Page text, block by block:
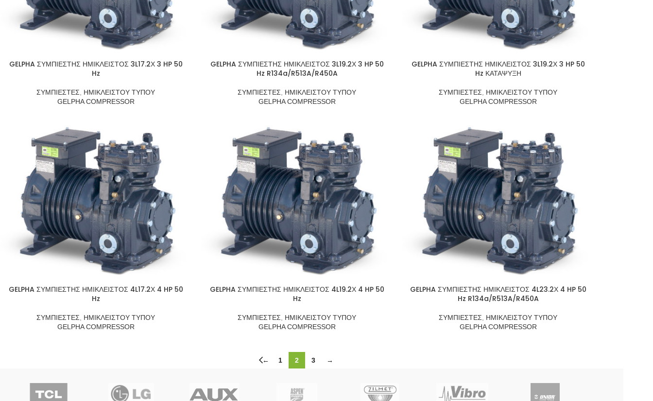
GELPHA ΣΥΜΠΙΕΣΤΗΣ ΗΜΙΚΛΕΙΣΤΟΣ 3L17.2Χ 3 HP 50
Hz
ΣΥΜΠΙΕΣΤΕΣ
ΗΜΙΚΛΕΙΣΤΟΥ ΤΥΠΟΥ
GELPHA COMPRESSOR
GELPHA ΣΥΜΠΙΕΣΤΗΣ ΗΜΙΚΛΕΙΣΤΟΣ 3L19.2Χ 3 HP 50
Hz R134a/R513A/R450A
ΣΥΜΠΙΕΣΤΕΣ
ΗΜΙΚΛΕΙΣΤΟΥ ΤΥΠΟΥ
GELPHA COMPRESSOR
GELPHA ΣΥΜΠΙΕΣΤΗΣ ΗΜΙΚΛΕΙΣΤΟΣ 3L19.2Χ 3 HP 50
Hz ΚΑΤΑΨΥΞΗ
ΣΥΜΠΙΕΣΤΕΣ
ΗΜΙΚΛΕΙΣΤΟΥ ΤΥΠΟΥ
GELPHA COMPRESSOR
GELPHA ΣΥΜΠΙΕΣΤΗΣ ΗΜΙΚΛΕΙΣΤΟΣ 4L17.2Χ 4 HP 50
Hz
ΣΥΜΠΙΕΣΤΕΣ
ΗΜΙΚΛΕΙΣΤΟΥ ΤΥΠΟΥ
GELPHA COMPRESSOR
GELPHA ΣΥΜΠΙΕΣΤΗΣ ΗΜΙΚΛΕΙΣΤΟΣ 4L19.2Χ 4 HP 50
Hz
ΣΥΜΠΙΕΣΤΕΣ
ΗΜΙΚΛΕΙΣΤΟΥ ΤΥΠΟΥ
GELPHA COMPRESSOR
GELPHA ΣΥΜΠΙΕΣΤΗΣ ΗΜΙΚΛΕΙΣΤΟΣ 4L23.2Χ 4 HP 50
Hz R134a/R513A/R450A
ΣΥΜΠΙΕΣΤΕΣ
ΗΜΙΚΛΕΙΣΤΟΥ ΤΥΠΟΥ
GELPHA COMPRESSOR
← 1 2 3 →